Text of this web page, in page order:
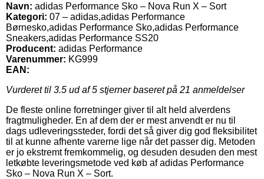
Navn: adidas Performance Sko – Nova Run X – Sort
Kategori: 07 – adidas,adidas Performance
Børnesko,adidas Performance Sko,adidas Performance
Sneakers,adidas Performance SS20
Producent: adidas Performance
Varenummer: KG999
EAN:
Vurderet til 3.5 ud af 5 stjerner baseret på 21 anmeldelser
De fleste online forretninger giver til alt held alverdens
fragtmuligheder. En af dem der er mest anvendt er nu til
dags udleveringssteder, fordi det så giver dig god fleksibilitet
til at kunne afhente varerne lige når det passer dig. Metoden
er jo ekstremt fremkommelig, og desuden desuden den mest
letkøbte leveringsmetode ved køb af adidas Performance
Sko – Nova Run X – Sort.